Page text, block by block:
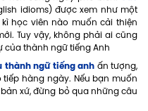
idioms) được xem như một
học viên nào muốn cải thiện
Tuy vậy, không phải ai cũng
của thành ngữ tiếng Anh
thành ngữ tiếng anh ấn tượng,
hàng ngày. Nếu bạn muốn
xứ, đừng bỏ qua những câu